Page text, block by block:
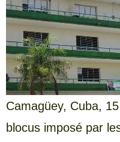
Camagüey, Cuba,
blocus imposé par